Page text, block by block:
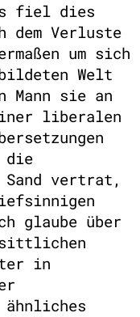
fiel dies
Verluste
um sich
Welt
Mann sie an
liberalen
die
Sand vertrat,
glaube über
sittlichen
in